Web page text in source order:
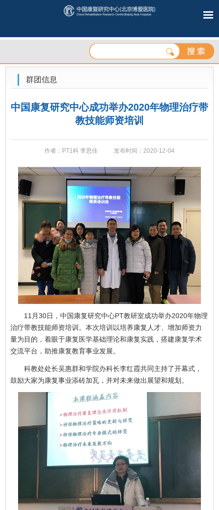
群团信息
中国康复研究中心成功举办2020年物理治疗带
教技能师资培训
作者：PT1科 李思佳 发布时间：2020-12-04
11月30日，中国康复研究中心PT教研室成功举办2020年物理
治疗带教技能师资培训。本次培训以培养康复人才、增加师资力
量为目的，着眼于康复医学基础理论和康复实践，搭建康复学术
交流平台，助推康复教育事业发展。
科教处处长吴惠群和学院办科长李红霞共同主持了开幕式，
鼓励大家为康复事业添砖加瓦，并对未来做出展望和规划。